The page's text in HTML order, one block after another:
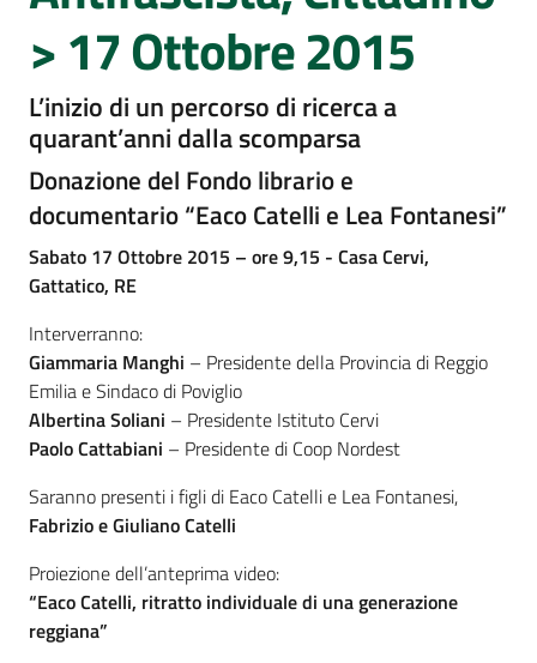
legislativa
Assemblea
Argomenti
Per i media
Per i cittadini
> 17 Ottobre 2015
L’inizio di un percorso di ricerca a
quarant’anni dalla scomparsa
Donazione del Fondo librario e
documentario “Eaco Catelli e Lea Fontanesi”
Sabato 17 Ottobre 2015 – ore 9,15 - Casa Cervi,
Gattatico, RE
Interverranno:
Giammaria Manghi – Presidente della Provincia di Reggio
Emilia e Sindaco di Poviglio
Albertina Soliani – Presidente Istituto Cervi
Paolo Cattabiani – Presidente di Coop Nordest
Saranno presenti i figli di Eaco Catelli e Lea Fontanesi,
Fabrizio e Giuliano Catelli
Proiezione dell’anteprima video:
“Eaco Catelli, ritratto individuale di una generazione
reggiana”